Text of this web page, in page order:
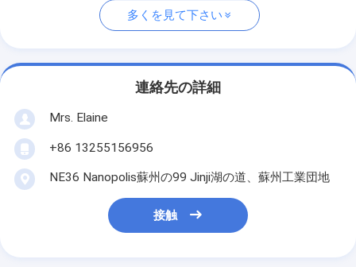
多くを見て下さい
連絡先の詳細
Mrs. Elaine
+86 13255156956
NE36 Nanopolis蘇州の99 Jinji湖の道、蘇州工業団地
接触